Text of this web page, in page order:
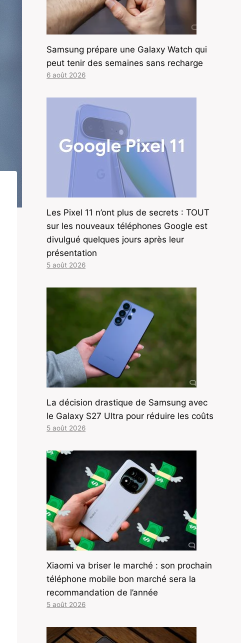
Samsung prépare une Galaxy Watch qui
peut tenir des semaines sans recharge
6 août 2026
Les Pixel 11 n’ont plus de secrets : TOUT
sur les nouveaux téléphones Google est
divulgué quelques jours après leur
présentation
5 août 2026
La décision drastique de Samsung avec
le Galaxy S27 Ultra pour réduire les coûts
5 août 2026
Xiaomi va briser le marché : son prochain
téléphone mobile bon marché sera la
recommandation de l’année
5 août 2026